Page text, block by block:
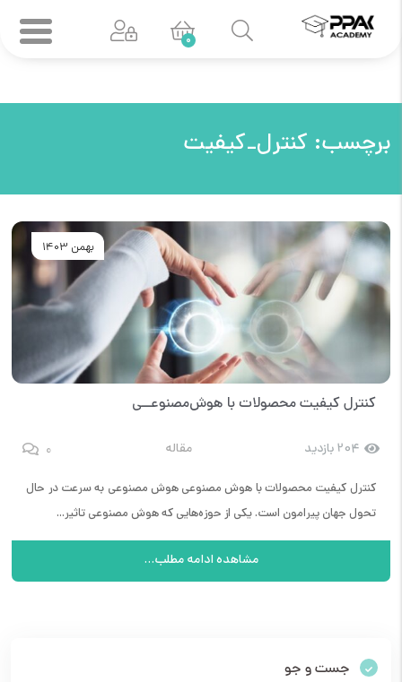
0
برچسب: کنترل_کیفیت
بهمن 1403
کنترل کیفیت محصولات با هوش‌مصنوعــی
204 بازدید مقاله 0
کنترل کیفیت محصولات با هوش مصنوعی هوش مصنوعی به سرعت در حال
تحول جهان پیرامون است. یکی از حوزه‌هایی که هوش مصنوعی تاثیر...
مشاهده ادامه مطلب...
جست و جو